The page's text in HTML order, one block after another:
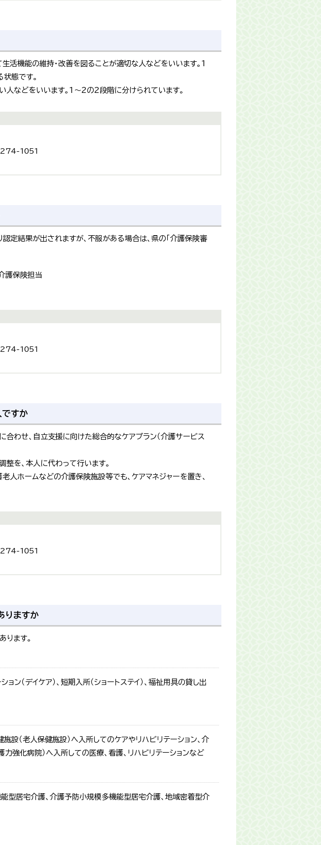
活機能の維持・改善を図ることが適切な人などをいいます。1
態です。
人などをいいます。1～2の2段階に分けられています。
274-1051
定結果が出されますが、不服がある場合は、県の「介護保険審
護保険担当
274-1051
ですか
合わせ、自立支援に向けた総合的なケアプラン（介護サービス
を、本人に代わって行います。
人ホームなどの介護保険施設等でも、ケアマネジャーを置き、
274-1051
りますか
ります。
ン（デイケア）、短期入所（ショートステイ）、福祉用具の貸し出
設（老人保健施設）へ入所してのケアやリハビリテーション、介
強化病院）へ入所しての医療、看護、リハビリテーションなど
型居宅介護、介護予防小規模多機能型居宅介護、地域密着型介